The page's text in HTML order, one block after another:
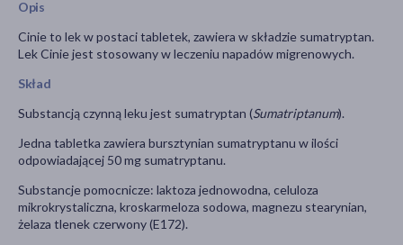
Opis
Cinie to lek w postaci tabletek, zawiera w składzie sumatryptan.
Lek Cinie jest stosowany w leczeniu napadów migrenowych.
Skład
Substancją czynną leku jest sumatryptan (Sumatriptanum).
Jedna tabletka zawiera bursztynian sumatryptanu w ilości
odpowiadającej 50 mg sumatryptanu.
Substancje pomocnicze: laktoza jednowodna, celuloza
mikrokrystaliczna, kroskarmeloza sodowa, magnezu stearynian,
żelaza tlenek czerwony (E172).